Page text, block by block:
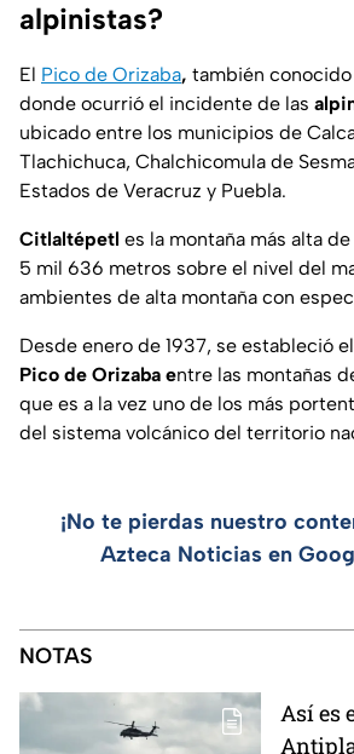
alpinistas?
El Pico de Orizaba, también
donde ocurrió el incidente de las
ubicado entre los municipios de
Tlachichuca, Chalchicomula de
Estados de Veracruz y Puebla.
Citlaltépetl es la montaña más alta
5 mil 636 metros sobre el nivel del
ambientes de alta montaña con
Desde enero de 1937, se estableció
Pico de Orizaba entre las montañas
que es a la vez uno de los más
del sistema volcánico del territorio
¡No te pierdas nuestro
Azteca Noticias en
NOTAS
Así es